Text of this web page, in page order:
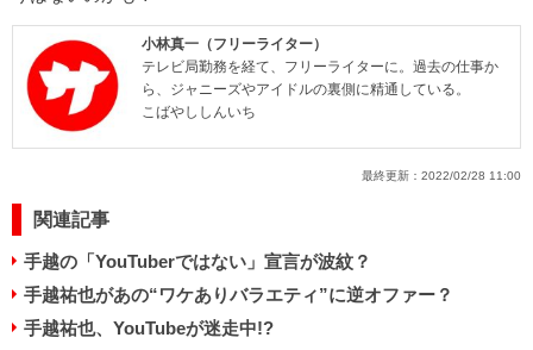
小林真一（フリーライター）
テレビ局勤務を経て、フリーライターに。過去の仕事か
ら、ジャニーズやアイドルの裏側に精通している。
こばやししんいち
最終更新： 2022/02/28 11:00
関連記事
手越の「YouTuberではない」宣言が波紋？
手越祐也があの“ワケありバラエティ”に逆オファー？
手越祐也、YouTubeが迷走中!?